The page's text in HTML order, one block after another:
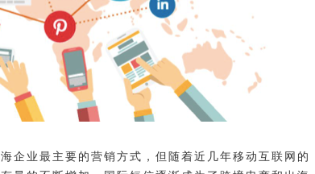
企业最主要的营销方式，但随着近几年移动互联网的